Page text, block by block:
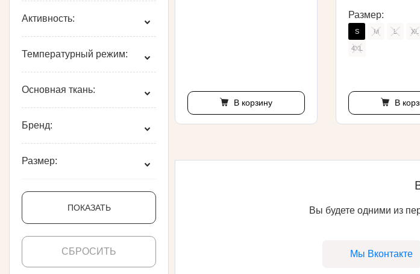
Активность:
Температурный режим:
Основная ткань:
Бренд:
Размер:
ПОКАЗАТЬ
СБРОСИТЬ
В корзину
Размер:
S M L XL
4XL
В
Вы будете одними из
Мы Вконтакте